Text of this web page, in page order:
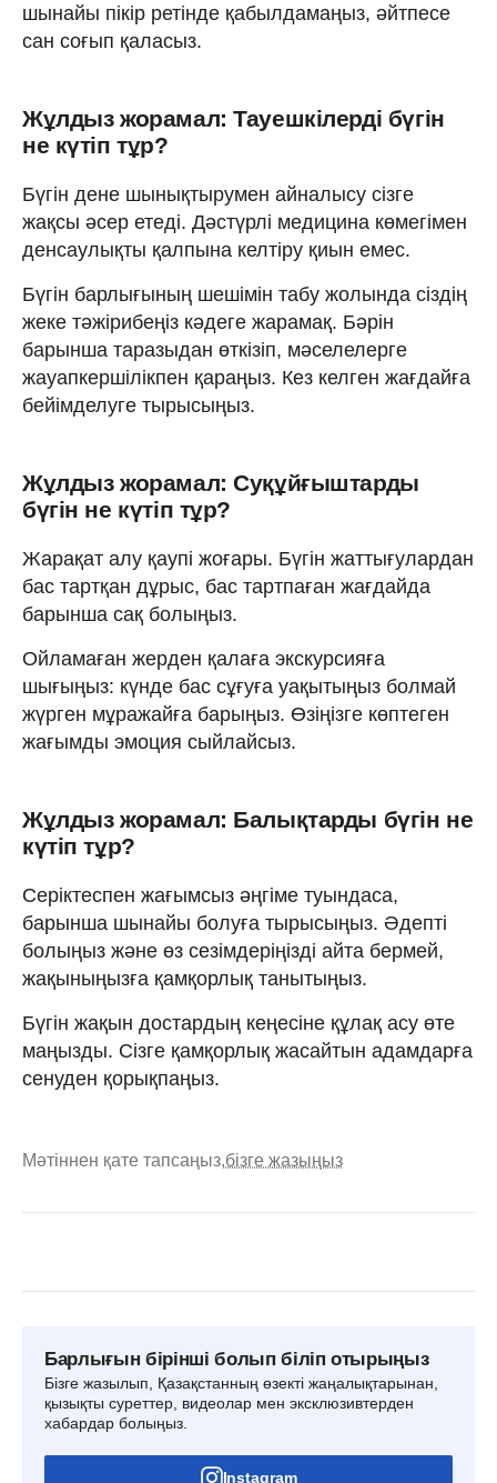
шынайы пікір ретінде қабылдамаңыз, әйтпесе
сан соғып қаласыз.
Жұлдыз жорамал: Тауешкілерді бүгін
не күтіп тұр?
Бүгін дене шынықтырумен айналысу сізге
жақсы әсер етеді. Дәстүрлі медицина көмегімен
денсаулықты қалпына келтіру қиын емес.
Бүгін барлығының шешімін табу жолында сіздің
жеке тәжірибеңіз кәдеге жарамақ. Бәрін
барынша таразыдан өткізіп, мәселелерге
жауапкершілікпен қараңыз. Кез келген жағдайға
бейімделуге тырысыңыз.
Жұлдыз жорамал: Суқұйғыштарды
бүгін не күтіп тұр?
Жарақат алу қаупі жоғары. Бүгін жаттығулардан
бас тартқан дұрыс, бас тартпаған жағдайда
барынша сақ болыңыз.
Ойламаған жерден қалаға экскурсияға
шығыңыз: күнде бас сұғуға уақытыңыз болмай
жүрген мұражайға барыңыз. Өзіңізге көптеген
жағымды эмоция сыйлайсыз.
Жұлдыз жорамал: Балықтарды бүгін не
күтіп тұр?
Серіктеспен жағымсыз әңгіме туындаса,
барынша шынайы болуға тырысыңыз. Әдепті
болыңыз және өз сезімдеріңізді айта бермей,
жақыныңызға қамқорлық танытыңыз.
Бүгін жақын достардың кеңесіне құлақ асу өте
маңызды. Сізге қамқорлық жасайтын адамдарға
сенуден қорықпаңыз.
Мәтіннен қате тапсаңыз,бізге жазыңыз
Барлығын бірінші болып біліп отырыңыз
Бізге жазылып, Қазақстанның өзекті жаңалықтарынан,
қызықты суреттер, видеолар мен эксклюзивтерден
хабардар болыңыз.
Instagram